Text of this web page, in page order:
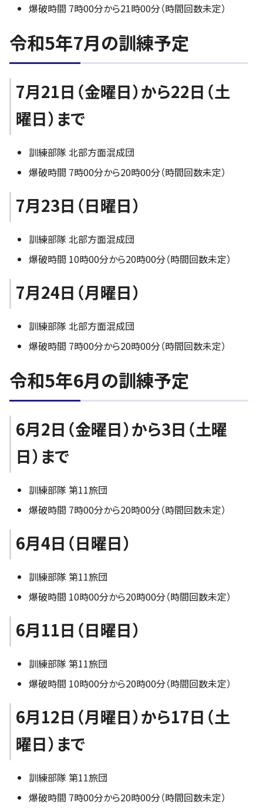
爆破時間 7時00分から21時00分（時間回数未定）
令和5年7月の訓練予定
7月21日（金曜日）から22日（土
曜日）まで
訓練部隊 北部方面混成団
爆破時間 7時00分から20時00分（時間回数未定）
7月23日（日曜日）
訓練部隊 北部方面混成団
爆破時間 10時00分から20時00分（時間回数未定）
7月24日（月曜日）
訓練部隊 北部方面混成団
爆破時間 7時00分から20時00分（時間回数未定）
令和5年6月の訓練予定
6月2日（金曜日）から3日（土曜
日）まで
訓練部隊 第11旅団
爆破時間 7時00分から20時00分（時間回数未定）
6月4日（日曜日）
訓練部隊 第11旅団
爆破時間 10時00分から20時00分（時間回数未定）
6月11日（日曜日）
訓練部隊 第11旅団
爆破時間 10時00分から20時00分（時間回数未定）
6月12日（月曜日）から17日（土
曜日）まで
訓練部隊 第11旅団
爆破時間 7時00分から20時00分（時間回数未定）